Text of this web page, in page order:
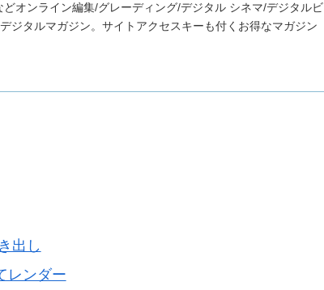
どオンライン編集/グレーディング/デジタル シネマ/デジタルビ
ジタルマガジン。サイトアクセスキーも付くお得なマガジン
出し
レンダー